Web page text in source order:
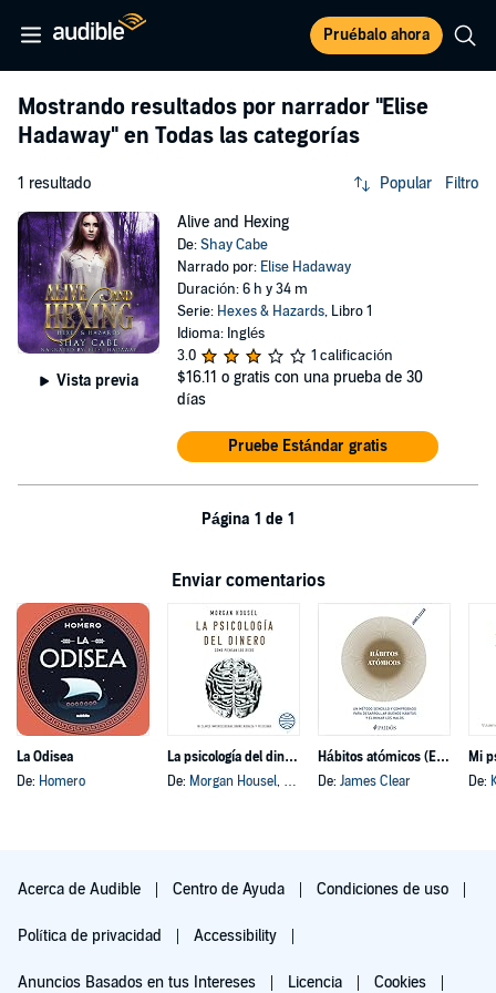
Pruébalo ahora
Mostrando resultados por narrador "Elise
Hadaway" en Todas las categorías
1 resultado Popular Filtro
Vista previa
Alive and Hexing
De:Shay Cabe
Narrado por: Elise Hadaway
Duración: 6 h y 34 m
Serie: Hexes & Hazards, Libro 1
Idioma: Inglés
3.0
1 calificación
$16.11 o gratis con una prueba de 30
días
Pruebe Estándar gratis
Página 1 de 1
Enviar comentarios
La Odisea
De: Homero
La psicología del dinero
De: Morgan Housel, y otros
Hábitos atómicos (Español neutro)
De: James Clear
Mi
De:
Acerca de Audible Centro de Ayuda Condiciones de uso
Política de privacidad Accessibility
Anuncios Basados en tus Intereses Licencia Cookies